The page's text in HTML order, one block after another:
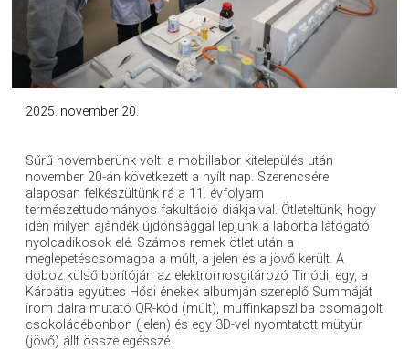
Sűrű novemberünk volt: a mobillabor kitelepülés után
november 20-án következett a nyílt nap. Szerencsére
alaposan felkészültünk rá a 11. évfolyam
természettudományos fakultáció diákjaival. Ötleteltünk, hogy
idén milyen ajándék újdonsággal lépjünk a laborba látogató
nyolcadikosok elé. Számos remek ötlet után a
meglepetéscsomagba a múlt, a jelen és a jövő került. A
doboz külső borítóján az elektromosgitározó Tinódi, egy, a
Kárpátia együttes Hősi énekek albumján szereplő Summáját
írom dalra mutató QR-kód (múlt), muffinkapszliba csomagolt
csokoládébonbon (jelen) és egy 3D-vel nyomtatott mütyür
(jövő) állt össze egésszé.
2025. november 20.